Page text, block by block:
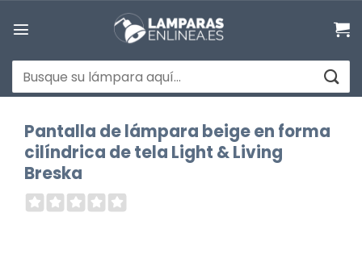
Buscar
por:
Pantalla de lámpara beige en forma
cilíndrica de tela Light & Living
Breska